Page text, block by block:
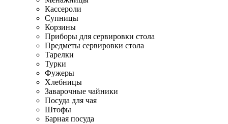
Кассероли
Супницы
Корзины
Приборы для сервировки стола
Предметы сервировки стола
Тарелки
Турки
Фужеры
Хлебницы
Заварочные чайники
Посуда для чая
Штофы
Барная посуда